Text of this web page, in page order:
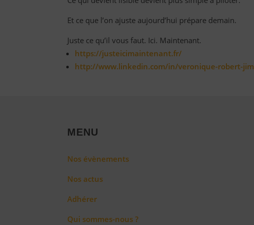
Et ce que l’on ajuste aujourd’hui prépare demain.
Juste ce qu’il vous faut. Ici. Maintenant.
https://justeicimaintenant.fr/
http://www.linkedin.com/in/veronique-robert-jim
MENU
Nos évènements
Nos actus
Adhérer
Qui sommes-nous ?